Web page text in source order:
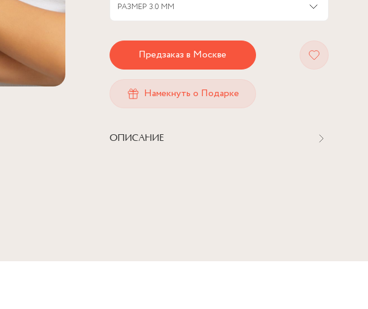
РАЗМЕР 3.0 ММ
Предзаказ в Москве
Намекнуть о Подарке
ОПИСАНИЕ